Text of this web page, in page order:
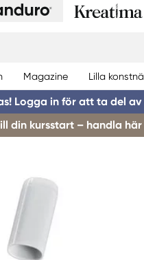
Magazine Lilla
Logga in för att ta del
din kursstart – handla här